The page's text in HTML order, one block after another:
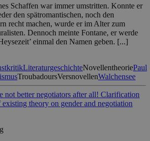
Schaffen war immer umstritten. Konnte er
den spätromantischen, noch den
recht machen, wurde er im Alter zum
Dennoch meinte Fontane, er werde
einmal den Namen geben. [...]
LiteraturgeschichteNovellentheoriePaul
TroubadoursVersnovellenWalchensee